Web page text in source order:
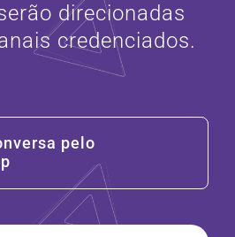
direcionadas
credenciados.
pelo